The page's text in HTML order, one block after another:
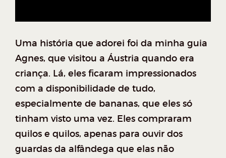
Uma história que adorei foi da minha guia
Agnes, que visitou a Áustria quando era
criança. Lá, eles ficaram impressionados
com a disponibilidade de tudo,
especialmente de bananas, que eles só
tinham visto uma vez. Eles compraram
quilos e quilos, apenas para ouvir dos
guardas da alfândega que elas não